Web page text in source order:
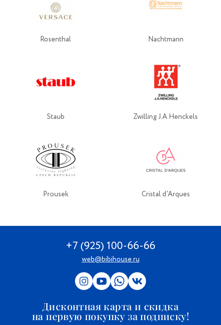
Rosenthal Nachtmann
Staub Zwilling J.A Henckels
Prousek Cristal d’Arques
+7 (925) 100-66-66
web@bibihouse.ru
Дисконтная карта и скидка
на первую покупку за подписку!